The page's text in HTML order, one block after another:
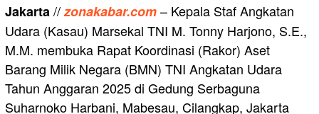
Jakarta//zonakabar.com– Kepala Staf Angkatan
Udara (Kasau) Marsekal TNI M. Tonny Harjono, S.E.,
M.M. membuka Rapat Koordinasi (Rakor) Aset
Barang Milik Negara (BMN) TNI Angkatan Udara
Tahun Anggaran 2025 di Gedung Serbaguna
Suharnoko Harbani, Mabesau, Cilangkap, Jakarta